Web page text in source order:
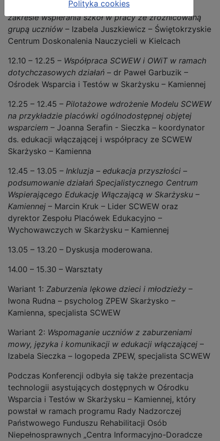
poziomie działań powiatowych i wojewódzkich w
zakresie wspierania szkół w pracy ze zróżnicowaną
grupą uczniów – Izabela Juszkiewicz – Świętokrzyskie
Centrum Doskonalenia Nauczycieli w Kielcach
12.10 – 12.25 – Współpraca SCWEW i OWiT w ramach
dotychczasowych działań – dr Paweł Garbuzik –
Ośrodek Wsparcia i Testów w Skarżysku – Kamiennej
12.25 – 12.45 – Pilotażowe wdrożenie Modelu SCWEW
na przykładzie placówki ogólnodostępnej objętej
wsparciem – Joanna Serafin - Sieczka – koordynator
ds. edukacji włączającej i współpracy ze SCWEW
Skarżysko – Kamienna
12.45 – 13.05 – Inkluzja – edukacja przyszłości –
podsumowanie działań Specjalistycznego Centrum
Wspierającego Edukację Włączającą w Skarżysku –
Kamiennej – Marcin Kruk – Lider SCWEW oraz
dyrektor Zespołu Placówek Edukacyjno –
Wychowawczych w Skarżysku – Kamiennej
13.05 – 13.20 – Dyskusja moderowana.
14.00 – 15.30 – Warsztaty
Wariant 1: Zaburzenia lękowe dzieci i młodzieży –
Iwona Rudna – psycholog ZPEW Skarżysko –
Kamienna, specjalista SCWEW
Wariant 2: Wspomaganie uczniów z zaburzeniami
mowy, języka i komunikacji w edukacji włączającej –
Izabela Sieczka – logopeda ZPEW, specjalista SCWEW
Podczas Konferencji odbyła się także prezentacja
technologii asystujących dostępnych w Ośrodku
Wsparcia i Testów w Skarżysku – Kamiennej, który
powstał w ramach programu Rady Nadzorczej
Państwowego Funduszu Rehabilitacji Osób
Niepełnosprawnych „Centra Informacyjno-Doradcze
Polityka cookies